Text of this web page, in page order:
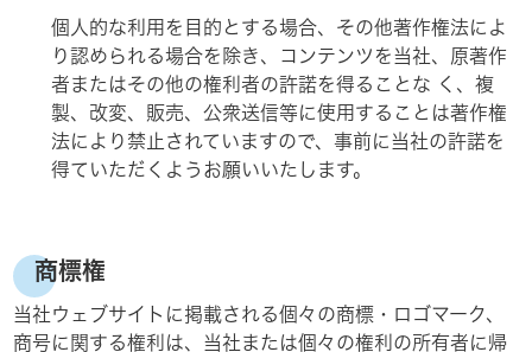
採用情報
お問い合わせ
個人的な利用を目的とする場合、その他著作権法によ
り認められる場合を除き、コンテンツを当社、原著作
者またはその他の権利者の許諾を得ることな く、複
製、改変、販売、公衆送信等に使用することは著作権
法により禁止されていますので、事前に当社の許諾を
得ていただくようお願いいたします。
商標権
当社ウェブサイトに掲載される個々の商標・ロゴマーク、
商号に関する権利は、当社または個々の権利の所有者に帰